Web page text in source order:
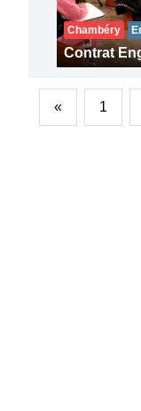
Chambéry
Contrat
« 1